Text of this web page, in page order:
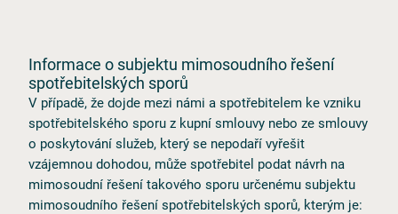
Informace o subjektu mimosoudního řešení
spotřebitelských sporů
V případě, že dojde mezi námi a spotřebitelem ke vzniku
spotřebitelského sporu z kupní smlouvy nebo ze smlouvy
o poskytování služeb, který se nepodaří vyřešit
vzájemnou dohodou, může spotřebitel podat návrh na
mimosoudní řešení takového sporu určenému subjektu
mimosoudního řešení spotřebitelských sporů, kterým je: